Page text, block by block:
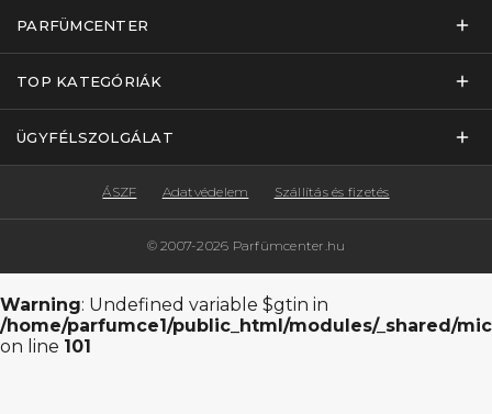
PARFÜMCENTER
TOP KATEGÓRIÁK
ÜGYFÉLSZOLGÁLAT
© 2007-2026 Parfümcenter.hu
ÁSZF Adatvédelem Szállítás és fizetés
Warning: Undefined variable $gtin in
/home/parfumce1/public_html/modules/_shared/
on line 101